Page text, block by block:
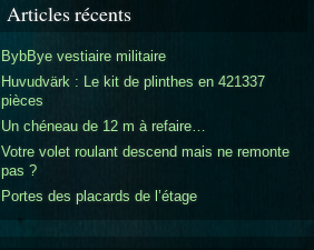
Articles récents
BybBye vestiaire militaire
Huvudvärk : Le kit de plinthes en 421337
pièces
Un chéneau de 12 m à refaire…
Votre volet roulant descend mais ne remonte
pas ?
Portes des placards de l’étage